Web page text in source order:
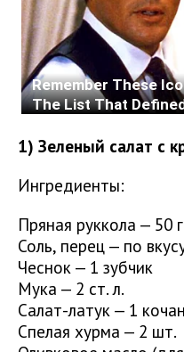
1) Зеленый салат с
Ингредиенты:
Пряная руккола — 50 г
Соль, перец — по
Чеснок — 1 зубчик
Мука — 2 ст. л.
Салат-латук — 1 кочан
Спелая хурма — 2 шт.